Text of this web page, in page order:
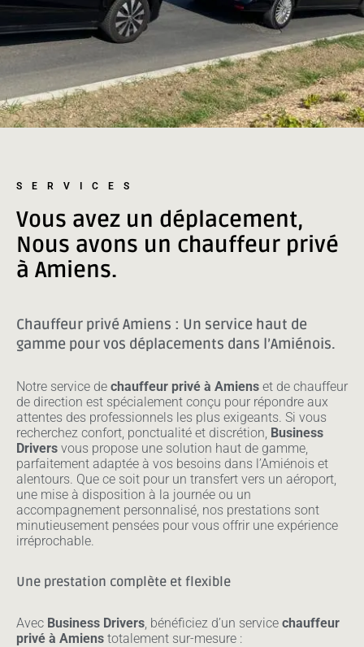
SERVICES
Vous avez un déplacement,
Nous avons un chauffeur privé
à Amiens.
Chauffeur privé Amiens : Un service haut de
gamme pour vos déplacements dans l’Amiénois.
Notre service de chauffeur privé à Amiens et de chauffeur
de direction est spécialement conçu pour répondre aux
attentes des professionnels les plus exigeants. Si vous
recherchez confort, ponctualité et discrétion, Business
Drivers vous propose une solution haut de gamme,
parfaitement adaptée à vos besoins dans l’Amiénois et
alentours. Que ce soit pour un transfert vers un aéroport,
une mise à disposition à la journée ou un
accompagnement personnalisé, nos prestations sont
minutieusement pensées pour vous offrir une expérience
irréprochable.
Une prestation complète et flexible
Avec Business Drivers , bénéficiez d’un service chauffeur
privé à Amiens totalement sur-mesure :